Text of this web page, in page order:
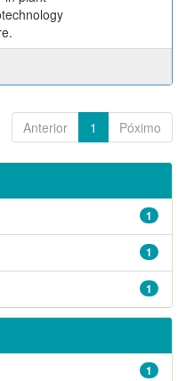
Anterior 1 Póximo
1
1
1
1